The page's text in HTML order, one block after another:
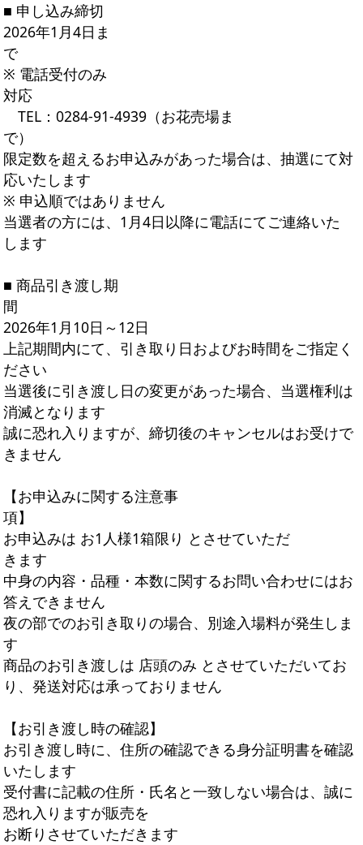
■ 申し込み締切
2026年1月4日ま
で
※ 電話受付のみ
対応
TEL：0284-91-4939（お花売場ま
で）
限定数を超えるお申込みがあった場合は、抽選にて対
応いたします
※ 申込順ではありません
当選者の方には、1月4日以降に電話にてご連絡いた
します
■ 商品引き渡し期
間
2026年1月10日～12日
上記期間内にて、引き取り日およびお時間をご指定く
ださい
当選後に引き渡し日の変更があった場合、当選権利は
消滅となります
誠に恐れ入りますが、締切後のキャンセルはお受けで
きません
【お申込みに関する注意事
項】
お申込みは お1人様1箱限り とさせていただ
きます
中身の内容・品種・本数に関するお問い合わせにはお
答えできません
夜の部でのお引き取りの場合、別途入場料が発生しま
す
商品のお引き渡しは 店頭のみ とさせていただいてお
り、発送対応は承っておりません
【お引き渡し時の確認】
お引き渡し時に、住所の確認できる身分証明書を確認
いたします
受付書に記載の住所・氏名と一致しない場合は、誠に
恐れ入りますが販売を
お断りさせていただきます